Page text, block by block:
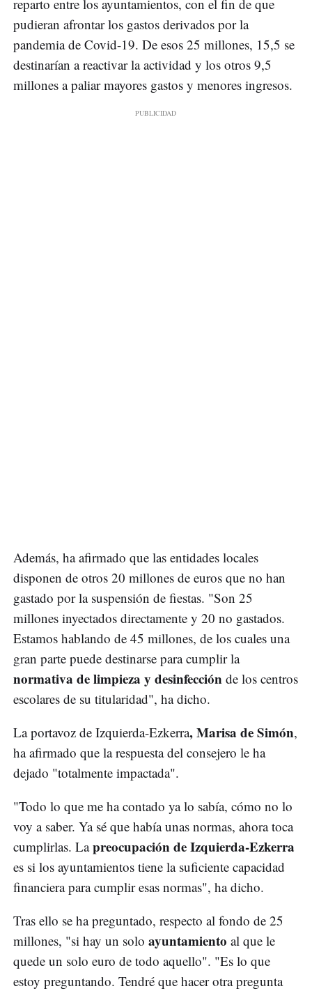
reparto entre los ayuntamientos, con el fin de que
pudieran afrontar los gastos derivados por la
pandemia de Covid-19. De esos 25 millones, 15,5 se
destinarían a reactivar la actividad y los otros 9,5
millones a paliar mayores gastos y menores ingresos.
Además, ha afirmado que las entidades locales
disponen de otros 20 millones de euros que no han
gastado por la suspensión de fiestas. "Son 25
millones inyectados directamente y 20 no gastados.
Estamos hablando de 45 millones, de los cuales una
gran parte puede destinarse para cumplir la
normativa de limpieza y desinfección de los centros
escolares de su titularidad", ha dicho.
La portavoz de Izquierda-Ezkerra, Marisa de Simón,
ha afirmado que la respuesta del consejero le ha
dejado "totalmente impactada".
"Todo lo que me ha contado ya lo sabía, cómo no lo
voy a saber. Ya sé que había unas normas, ahora toca
cumplirlas. Lapreocupación de Izquierda-Ezkerra
es si los ayuntamientos tiene la suficiente capacidad
financiera para cumplir esas normas", ha dicho.
Tras ello se ha preguntado, respecto al fondo de 25
millones, "si hay un solo ayuntamiento al que le
quede un solo euro de todo aquello". "Es lo que
estoy preguntando. Tendré que hacer otra pregunta